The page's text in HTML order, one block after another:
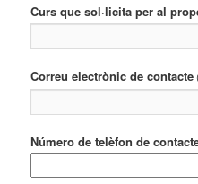
Curs que sol·licita per al
Correu electrònic de contacte
Número de telèfon de